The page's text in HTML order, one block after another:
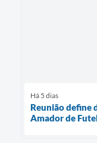
Há 5 dias
Reunião define
Amador de